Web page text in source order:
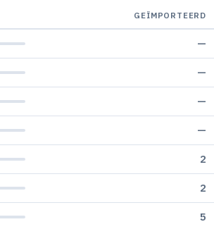
GEÏMPORTEERD
—
—
—
—
2
2
5